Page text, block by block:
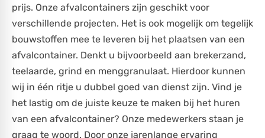
prijs. Onze afvalcontainers zijn geschikt voor
verschillende projecten. Het is ook mogelijk om tegelijk
bouwstoffen mee te leveren bij het plaatsen van een
afvalcontainer. Denkt u bijvoorbeeld aan brekerzand,
teelaarde, grind en menggranulaat. Hierdoor kunnen
wij in één ritje u dubbel goed van dienst zijn. Vind je
het lastig om de juiste keuze te maken bij het huren
van een afvalcontainer? Onze medewerkers staan je
graag te woord. Door onze jarenlange ervaring